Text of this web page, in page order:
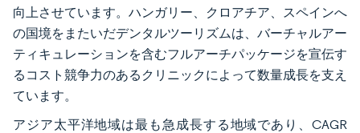
向上させています。ハンガリー、クロアチア、スペインへ
の国境をまたいだデンタルツーリズムは、バーチャルアー
ティキュレーションを含むフルアーチパッケージを宣伝す
るコスト競争力のあるクリニックによって数量成長を支え
ています。
アジア太平洋地域は最も急成長する地域であり、CAGR